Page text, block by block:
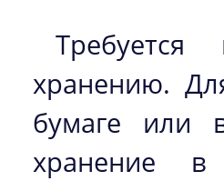
хранению.
бумаге или
хранение